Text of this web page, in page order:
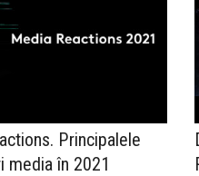
Principalele
media în 2021